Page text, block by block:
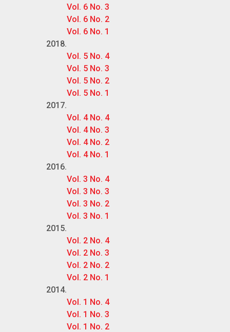
Vol. 6 No. 3
Vol. 6 No. 2
Vol. 6 No. 1
2018.
Vol. 5 No. 4
Vol. 5 No. 3
Vol. 5 No. 2
Vol. 5 No. 1
2017.
Vol. 4 No. 4
Vol. 4 No. 3
Vol. 4 No. 2
Vol. 4 No. 1
2016.
Vol. 3 No. 4
Vol. 3 No. 3
Vol. 3 No. 2
Vol. 3 No. 1
2015.
Vol. 2 No. 4
Vol. 2 No. 3
Vol. 2 No. 2
Vol. 2 No. 1
2014.
Vol. 1 No. 4
Vol. 1 No. 3
Vol. 1 No. 2